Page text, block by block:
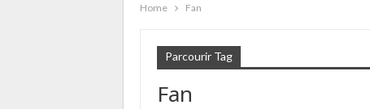
Home Fan
Parcourir Tag
Fan